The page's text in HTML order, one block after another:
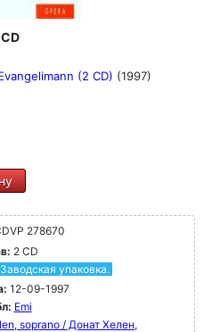
(2 CD) (1997)
278670
2 CD
упаковка.
12-09-1997
Emi
soprano / Донат Хелен,